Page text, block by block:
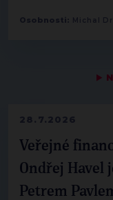
▶
28.7.2026
Veřejné
Ondřej Havel
Petrem
Osobnosti: Michal